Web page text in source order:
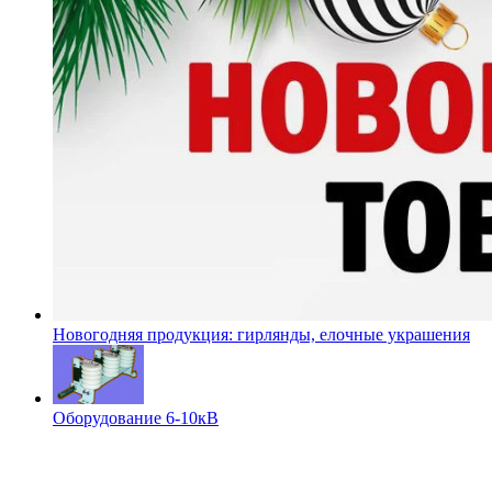
Новогодняя продукция: гирлянды, елочные украшения
Оборудование 6-10кВ